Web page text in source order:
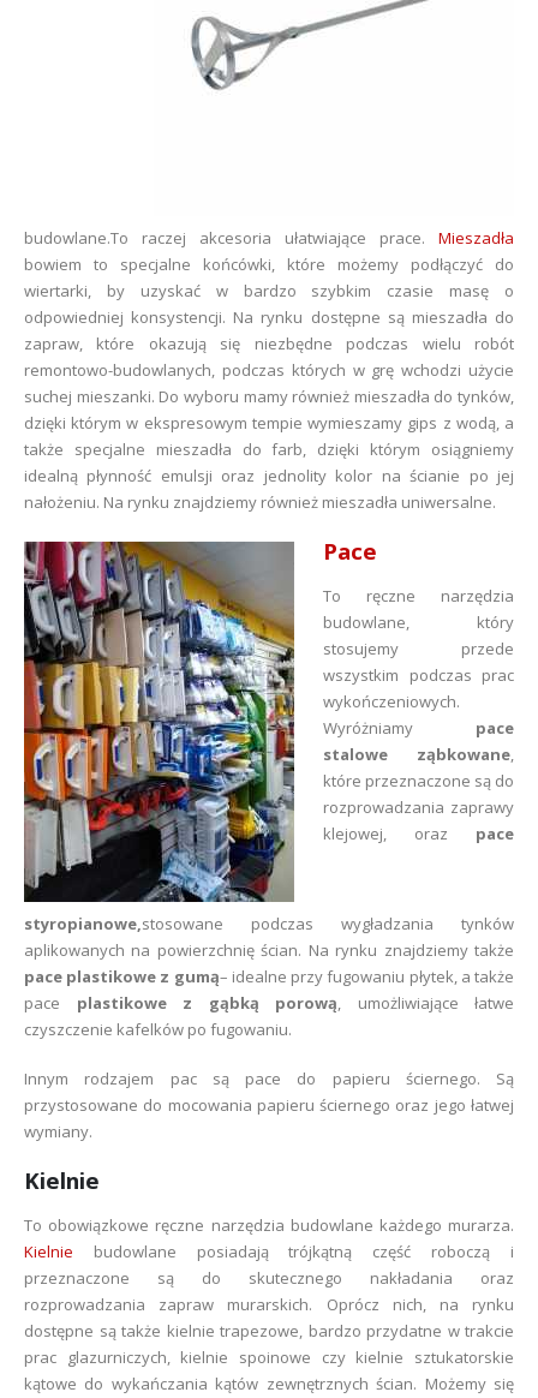
budowlane.To raczej akcesoria ułatwiające prace. Mieszadła
bowiem to specjalne końcówki, które możemy podłączyć do
wiertarki, by uzyskać w bardzo szybkim czasie masę o
odpowiedniej konsystencji. Na rynku dostępne są mieszadła do
zapraw, które okazują się niezbędne podczas wielu robót
remontowo-budowlanych, podczas których w grę wchodzi użycie
suchej mieszanki. Do wyboru mamy również mieszadła do tynków,
dzięki którym w ekspresowym tempie wymieszamy gips z wodą, a
także specjalne mieszadła do farb, dzięki którym osiągniemy
idealną płynność emulsji oraz jednolity kolor na ścianie po jej
nałożeniu. Na rynku znajdziemy również mieszadła uniwersalne.
Pace
To ręczne narzędzia
budowlane, który
stosujemy przede
wszystkim podczas prac
wykończeniowych.
Wyróżniamy pace
stalowe ząbkowane,
które przeznaczone są do
rozprowadzania zaprawy
klejowej, oraz pace
styropianowe,stosowane podczas wygładzania tynków
aplikowanych na powierzchnię ścian. Na rynku znajdziemy także
pace plastikowe z gumą– idealne przy fugowaniu płytek, a także
pace plastikowe z gąbką porową, umożliwiające łatwe
czyszczenie kafelków po fugowaniu.
Innym rodzajem pac są pace do papieru ściernego. Są
przystosowane do mocowania papieru ściernego oraz jego łatwej
wymiany.
Kielnie
To obowiązkowe ręczne narzędzia budowlane każdego murarza.
Kielnie budowlane posiadają trójkątną część roboczą i
przeznaczone są do skutecznego nakładania oraz
rozprowadzania zapraw murarskich. Oprócz nich, na rynku
dostępne są także kielnie trapezowe, bardzo przydatne w trakcie
prac glazurniczych, kielnie spoinowe czy kielnie sztukatorskie
kątowe do wykańczania kątów zewnętrznych ścian. Możemy się